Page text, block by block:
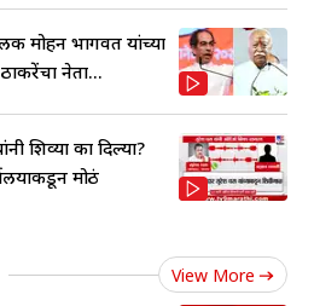
मोहन भागवत यांच्या
ठाकरेंचा नेता...
शिव्या का दिल्या?
मोठं
View More